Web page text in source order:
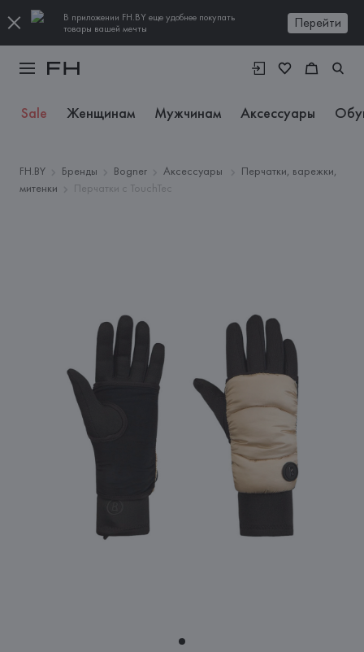
В приложении FH.BY еще удобнее покупать
товары вашей мечты
Перейти
Sale Женщинам Мужчинам Аксессуары
FH.BY Бренды Bogner Аксессуары
Перчатки, варежки,
митенки
Перчатки с TouchTec